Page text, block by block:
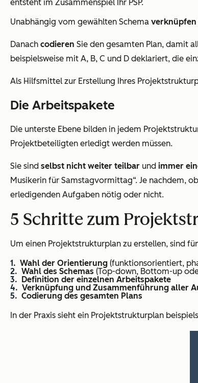
entsteht im Zusammenspiel Ihr PSP.
Unabhängig vom gewählten Schema verknüpfen
Danach codieren Sie den gesamten Plan, damit
beispielsweise mit A, B, C und D deklariert, die
Als Hilfsmittel zur Erstellung Ihres
Die Arbeitspakete
Die unterste Ebene bilden in jedem
Projektbeteiligten erledigt werden müssen.
Sie sind selbst nicht weiter teilbar und immer
Musikerin für Samstagvormittag“. Je nachdem,
erledigenden Aufgaben nötig oder nicht.
5 Schritte zum
Um einen Projektstrukturplan zu erstellen, sind
Wahl der Orientierung (funktionsorientiert,
Wahl des Schemas (Top-down, Bottom-up
Definition der einzelnen Arbeitspakete
Verknüpfung und Zusammenführung aller
Codierung des gesamten Plans
In der Praxis sieht ein Projektstrukturplan